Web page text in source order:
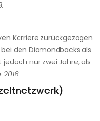
Karriere zurückgezogen
den Diamondbacks als
jedoch nur zwei Jahre, als
2016.